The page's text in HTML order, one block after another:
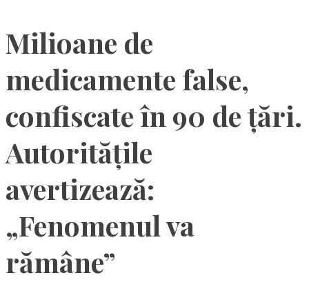
Milioane de
medicamente false,
confiscate în 90 de țări.
Autoritățile
avertizează:
„Fenomenul va
rămâne”